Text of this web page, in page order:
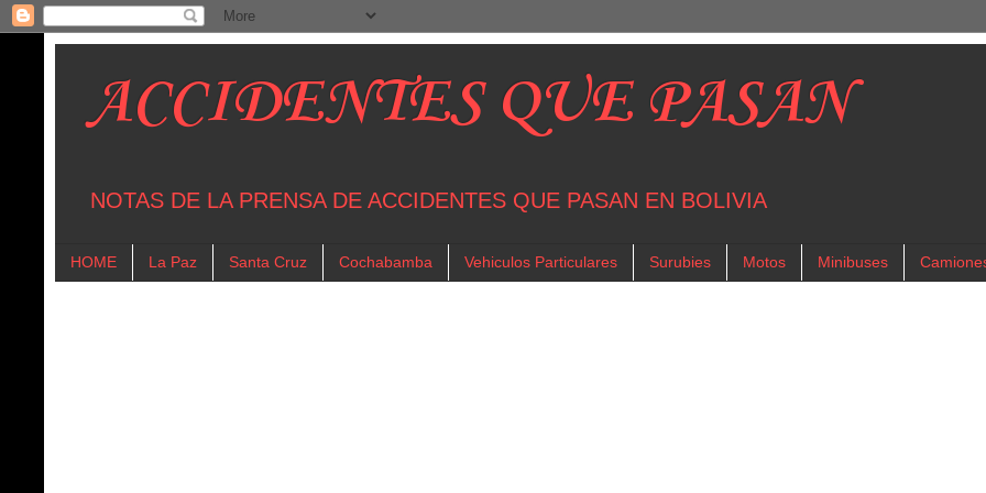
ACCIDENTES QUE PASAN
NOTAS DE LA PRENSA DE ACCIDENTES QUE PASAN EN BOLIVIA
HOME La Paz Santa Cruz Cochabamba Vehiculos Particulares Surubies Motos Minibuses